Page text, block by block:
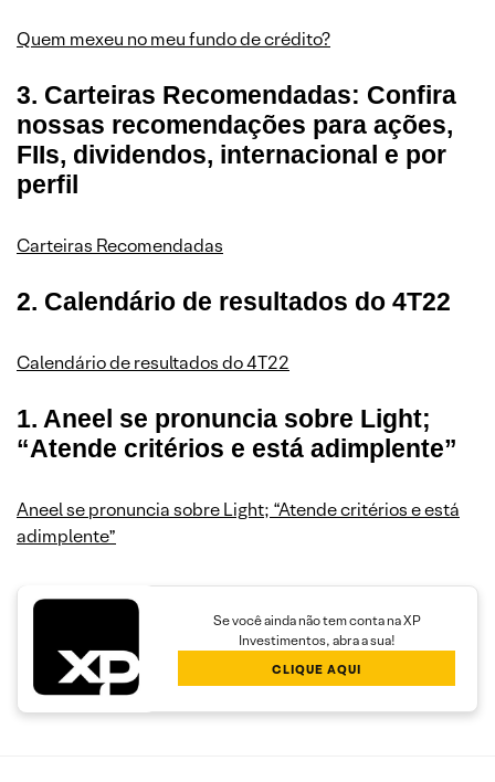
Quem mexeu no meu fundo de crédito?
3. Carteiras Recomendadas: Confira
nossas recomendações para ações,
FIIs, dividendos, internacional e por
perfil
Carteiras Recomendadas
2. Calendário de resultados do 4T22
Calendário de resultados do 4T22
1. Aneel se pronuncia sobre Light;
“Atende critérios e está adimplente”
Aneel se pronuncia sobre Light; “Atende critérios e está
adimplente”
Se você ainda não tem conta na XP
Investimentos, abra a sua!
CLIQUE AQUI